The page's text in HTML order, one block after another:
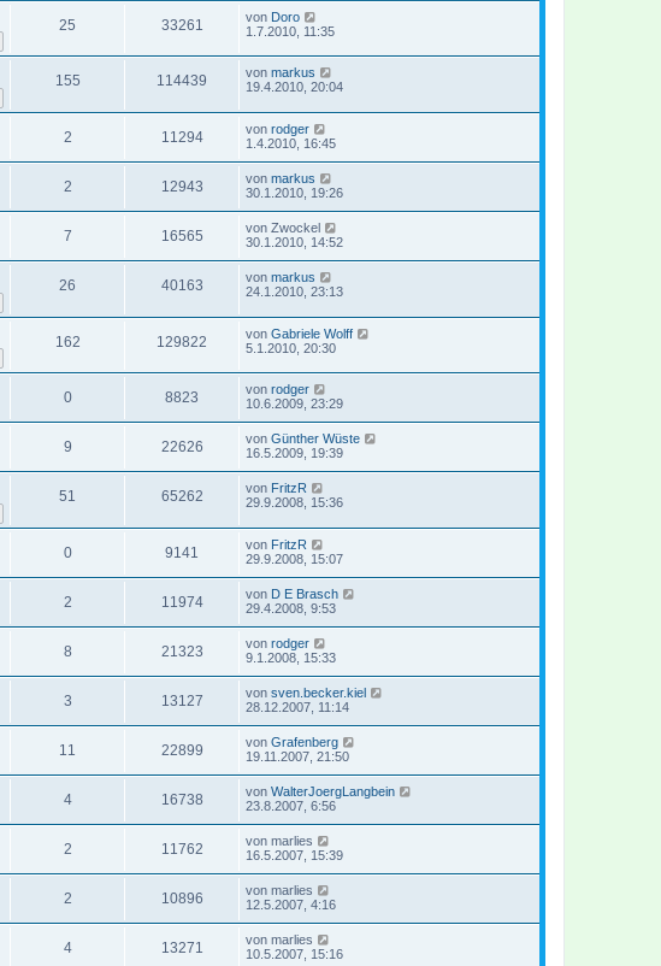
25 33261 von Doro
1.7.2010, 11:35
155 114439 von markus
19.4.2010, 20:04
2 11294 von rodger
1.4.2010, 16:45
2 12943 von markus
30.1.2010, 19:26
7 16565 von Zwockel
30.1.2010, 14:52
26 40163 von markus
24.1.2010, 23:13
162 129822 von Gabriele Wolff
5.1.2010, 20:30
0 8823 von rodger
10.6.2009, 23:29
9 22626 von Günther Wüste
16.5.2009, 19:39
51 65262 von FritzR
29.9.2008, 15:36
0 9141 von FritzR
29.9.2008, 15:07
2 11974 von D E Brasch
29.4.2008, 9:53
8 21323 von rodger
9.1.2008, 15:33
3 13127 von sven.becker.kiel
28.12.2007, 11:14
11 22899 von Grafenberg
19.11.2007, 21:50
4 16738 von WalterJoergLangbein
23.8.2007, 6:56
2 11762 von marlies
16.5.2007, 15:39
2 10896 von marlies
12.5.2007, 4:16
4 13271 von marlies
10.5.2007, 15:16